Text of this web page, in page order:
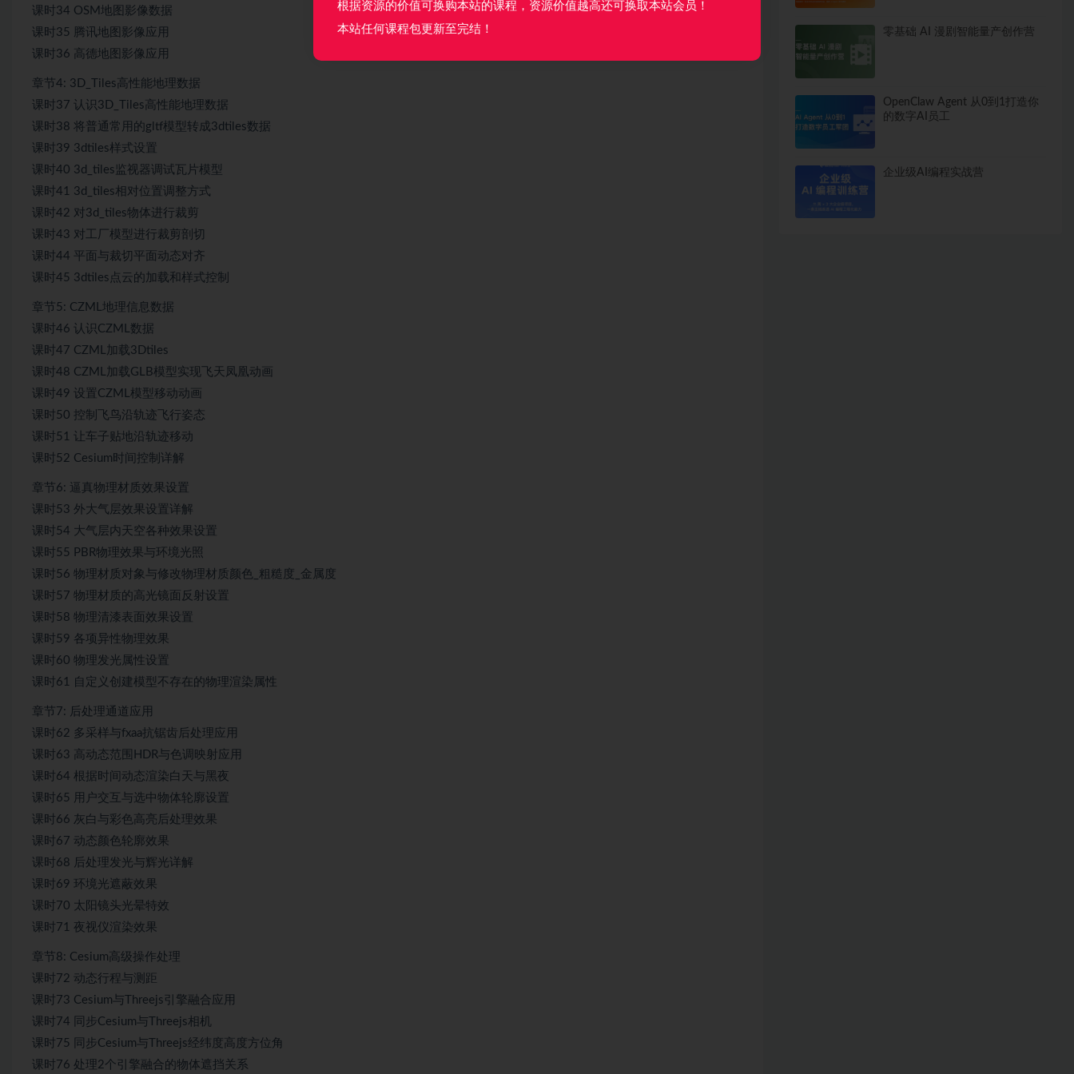
课时34 OSM地图影像数据
课时35 腾讯地图影像应用
课时36 高德地图影像应用
章节4: 3D_Tiles高性能地理数据
课时37 认识3D_Tiles高性能地理数据
课时38 将普通常用的gltf模型转成3dtiles数据
课时39 3dtiles样式设置
课时40 3d_tiles监视器调试瓦片模型
课时41 3d_tiles相对位置调整方式
课时42 对3d_tiles物体进行裁剪
课时43 对工厂模型进行裁剪剖切
课时44 平面与裁切平面动态对齐
课时45 3dtiles点云的加载和样式控制
章节5: CZML地理信息数据
课时46 认识CZML数据
课时47 CZML加载3Dtiles
课时48 CZML加载GLB模型实现飞天凤凰动画
课时49 设置CZML模型移动动画
课时50 控制飞鸟沿轨迹飞行姿态
课时51 让车子贴地沿轨迹移动
课时52 Cesium时间控制详解
章节6: 逼真物理材质效果设置
课时53 外大气层效果设置详解
课时54 大气层内天空各种效果设置
课时55 PBR物理效果与环境光照
课时56 物理材质对象与修改物理材质颜色_粗糙度_金属度
课时57 物理材质的高光镜面反射设置
课时58 物理清漆表面效果设置
课时59 各项异性物理效果
课时60 物理发光属性设置
课时61 自定义创建模型不存在的物理渲染属性
章节7: 后处理通道应用
课时62 多采样与fxaa抗锯齿后处理应用
课时63 高动态范围HDR与色调映射应用
课时64 根据时间动态渲染白天与黑夜
课时65 用户交互与选中物体轮廓设置
课时66 灰白与彩色高亮后处理效果
课时67 动态颜色轮廓效果
课时68 后处理发光与辉光详解
课时69 环境光遮蔽效果
课时70 太阳镜头光晕特效
课时71 夜视仪渲染效果
章节8: Cesium高级操作处理
课时72 动态行程与测距
课时73 Cesium与Threejs引擎融合应用
课时74 同步Cesium与Threejs相机
课时75 同步Cesium与Threejs经纬度高度方位角
课时76 处理2个引擎融合的物体遮挡关系
零基础 AI 漫剧智能量产创作营
OpenClaw Agent 从0到1打造你
的数字AI员工
企业级AI编程实战营
根据资源的价值可换购本站的课程，资源价值越高还可换取本站会员！
本站任何课程包更新至完结！